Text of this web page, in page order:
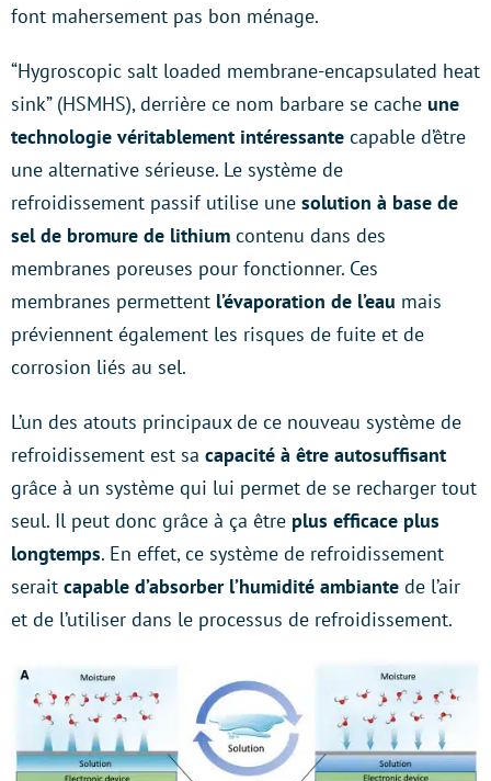
font mahersement pas bon ménage.
“Hygroscopic salt loaded membrane-encapsulated heat
sink” (HSMHS), derrière ce nom barbare se cache une
technologie véritablement intéressante capable d’être
une alternative sérieuse. Le système de
refroidissement passif utilise une solution à base de
sel de bromure de lithium contenu dans des
membranes poreuses pour fonctionner. Ces
membranes permettent l’évaporation de l’eau mais
préviennent également les risques de fuite et de
corrosion liés au sel.
L’un des atouts principaux de ce nouveau système de
refroidissement est sa capacité à être autosuffisant
grâce à un système qui lui permet de se recharger tout
seul. Il peut donc grâce à ça être plus efficace plus
longtemps. En effet, ce système de refroidissement
serait capable d’absorber l’humidité ambiante de l’air
et de l’utiliser dans le processus de refroidissement.